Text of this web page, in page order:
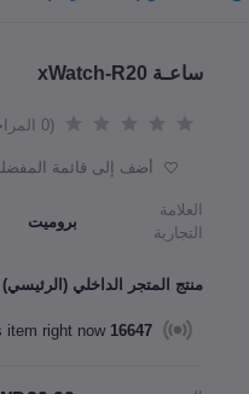
ساعـة xWatch-R20
(0 المراجعات)
أضف إلى قائمة
العلامة
التجارية
بروميت
منتج المتجر الداخلي (الرئيسي)
16647
people are viewing this item right now